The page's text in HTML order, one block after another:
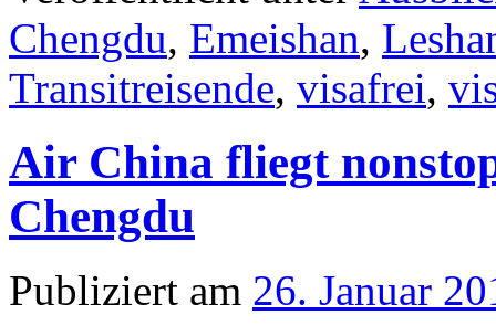
Chengdu, Emeishan,
Transitreisende, visafrei,
Air China fliegt
Chengdu
Publiziert am 26. Januar